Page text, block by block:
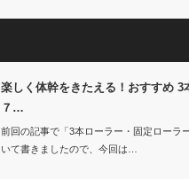
楽しく体幹をきたえる！おすすめ 3
７…
前回の記事で「3本ローラー・固定ローラ
いて書きましたので、今回は…